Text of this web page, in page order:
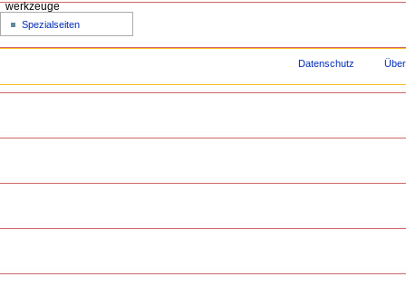
werkzeuge
Spezialseiten
Datenschutz